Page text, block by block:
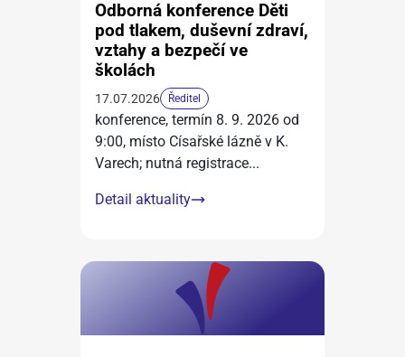
Odborná konference Děti
pod tlakem, duševní zdraví,
vztahy a bezpečí ve
školách
17.07.2026 Ředitel
konference, termín 8. 9. 2026 od
9:00, místo Císařské lázně v K.
Varech; nutná registrace...
Detail aktuality